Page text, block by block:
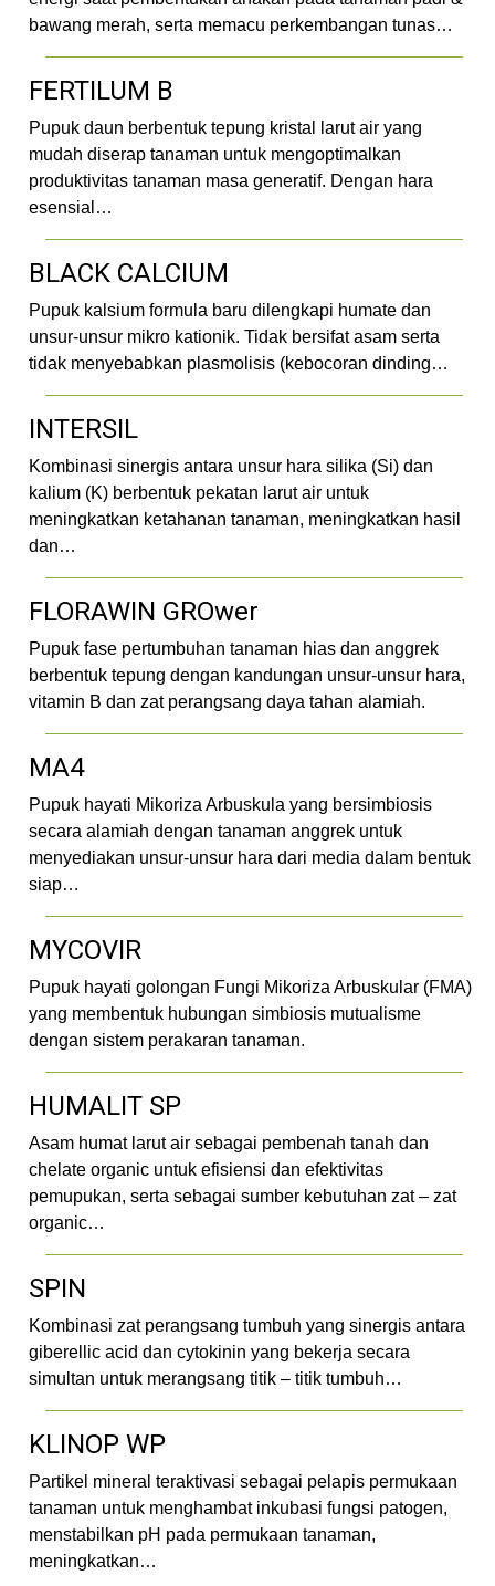
bawang merah, serta memacu perkembangan tunas…
FERTILUM B
Pupuk daun berbentuk tepung kristal larut air yang
mudah diserap tanaman untuk mengoptimalkan
produktivitas tanaman masa generatif. Dengan hara
esensial…
BLACK CALCIUM
Pupuk kalsium formula baru dilengkapi humate dan
unsur-unsur mikro kationik. Tidak bersifat asam serta
tidak menyebabkan plasmolisis (kebocoran dinding…
INTERSIL
Kombinasi sinergis antara unsur hara silika (Si) dan
kalium (K) berbentuk pekatan larut air untuk
meningkatkan ketahanan tanaman, meningkatkan hasil
dan…
FLORAWIN GROwer
Pupuk fase pertumbuhan tanaman hias dan anggrek
berbentuk tepung dengan kandungan unsur-unsur hara,
vitamin B dan zat perangsang daya tahan alamiah.
MA4
Pupuk hayati Mikoriza Arbuskula yang bersimbiosis
secara alamiah dengan tanaman anggrek untuk
menyediakan unsur-unsur hara dari media dalam bentuk
siap…
MYCOVIR
Pupuk hayati golongan Fungi Mikoriza Arbuskular (FMA)
yang membentuk hubungan simbiosis mutualisme
dengan sistem perakaran tanaman.
HUMALIT SP
Asam humat larut air sebagai pembenah tanah dan
chelate organic untuk efisiensi dan efektivitas
pemupukan, serta sebagai sumber kebutuhan zat – zat
organic…
SPIN
Kombinasi zat perangsang tumbuh yang sinergis antara
giberellic acid dan cytokinin yang bekerja secara
simultan untuk merangsang titik – titik tumbuh…
KLINOP WP
Partikel mineral teraktivasi sebagai pelapis permukaan
tanaman untuk menghambat inkubasi fungsi patogen,
menstabilkan pH pada permukaan tanaman,
meningkatkan…